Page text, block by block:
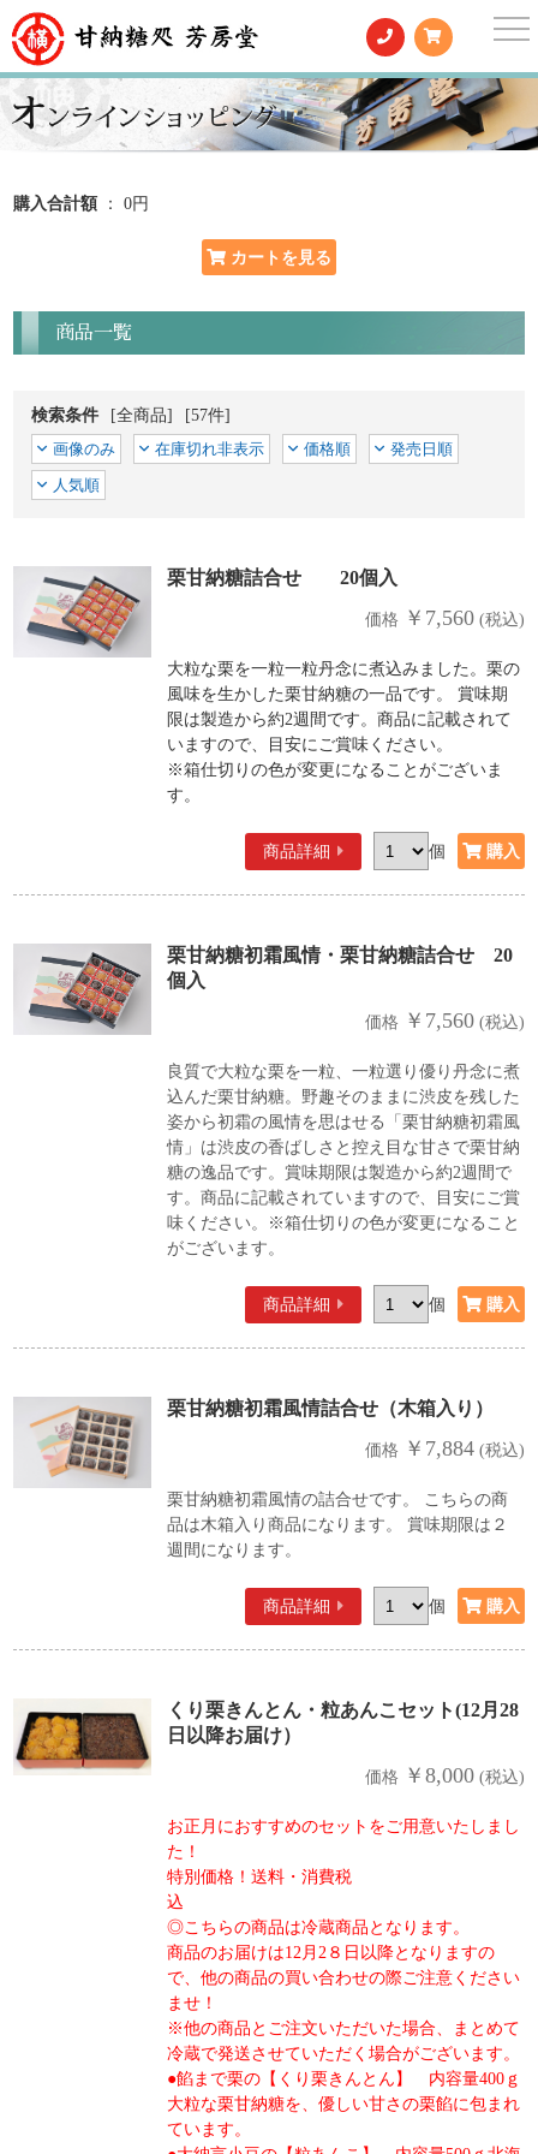
購入合計額 ： 0円
商品一覧
検索条件 [全商品]
[57件]
画像のみ
在庫切れ非表示 価格順
発売日順
人気順
栗甘納糖詰合せ 20個入
価格 ￥7,560(税込)
大粒な栗を一粒一粒丹念に煮込みました。栗の
風味を生かした栗甘納糖の一品です。 賞味期
限は製造から約2週間です。商品に記載されて
いますので、目安にご賞味ください。
※箱仕切りの色が変更になることがございま
す。
商品詳細 個
栗甘納糖初霜風情・栗甘納糖詰合せ 20
個入
価格 ￥7,560(税込)
良質で大粒な栗を一粒、一粒選り優り丹念に煮
込んだ栗甘納糖。野趣そのままに渋皮を残した
姿から初霜の風情を思はせる「栗甘納糖初霜風
情」は渋皮の香ばしさと控え目な甘さで栗甘納
糖の逸品です。賞味期限は製造から約2週間で
す。商品に記載されていますので、目安にご賞
味ください。※箱仕切りの色が変更になること
がございます。
商品詳細 個
栗甘納糖初霜風情詰合せ（木箱入り）
価格 ￥7,884(税込)
栗甘納糖初霜風情の詰合せです。 こちらの商
品は木箱入り商品になります。 賞味期限は２
週間になります。
商品詳細 個
くり栗きんとん・粒あんこセット(12月28
日以降お届け）
価格 ￥8,000(税込)
お正月におすすめのセットをご用意いたしまし
た！
特別価格！送料・消費税
◎こちらの商品は冷蔵商品となります。
商品のお届けは12月2８日以降となりますの
で、他の商品の買い合わせの際ご注意ください
ませ！
※他の商品とご注文いただいた場合、まとめて
冷蔵で発送させていただく場合がございます。
●餡まで栗の【くり栗きんとん】 内容量400ｇ
大粒な栗甘納糖を、優しい甘さの栗餡に包まれ
ています。